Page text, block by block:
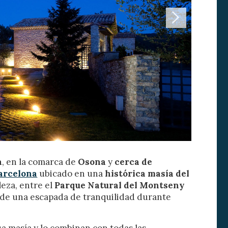
, en la comarca de Osona y cerca de
ubicado en una histórica masía del
entre el Parque Natural del Montseny
una escapada de tranquilidad durante